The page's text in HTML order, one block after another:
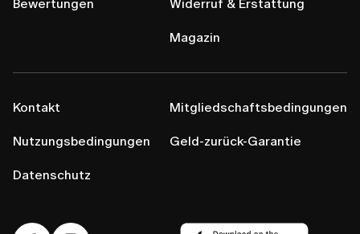
Bewertungen Widerruf & Erstattung
Magazin
Kontakt
Nutzungsbedingungen
Datenschutz
Mitgliedschaftsbedingungen
Geld-zurück-Garantie